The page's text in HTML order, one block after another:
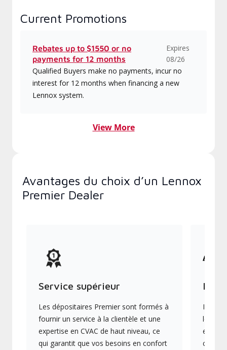
Current Promotions
Rebates up to $1550 or no
payments for 12 months
Expires
08/26
Qualified Buyers make no payments, incur no
interest for 12 months when financing a new
Lennox system.
View More
Avantages du choix d’un Lennox
Premier Dealer
Service supérieur
Les dépositaires Premier sont formés à
fournir un service à la clientèle et une
expertise en CVAC de haut niveau, ce
qui garantit que vos besoins en confort
Ils
les
en